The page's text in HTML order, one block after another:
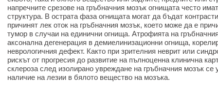
напречните срезове на гръбначния мозък огнищата често
структура. В острата фаза огнищата могат да бъдат
причинят лек оток на гръбначния мозък, което може да е
тумор в случаи на единични огнища. Атрофията на
аксонална дегенерация в демиелинизационни огнища,
неврологичния дефект. Както при зрителния неврит или
рискът от прогресия до развитие на пълноценна клинична
склероза след изолирано увреждане на гръбначния мозък се
наличие на лезии в бялото вещество на мозъка.